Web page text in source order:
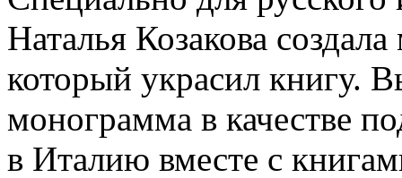
Наталья Козакова
который украсил книгу.
монограмма в качестве
в Италию вместе с